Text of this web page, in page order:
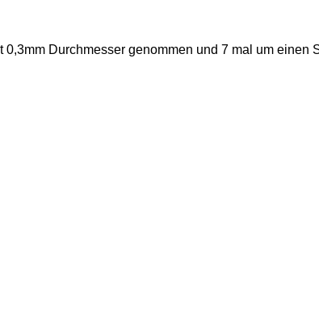
Durchmesser genommen und 7 mal um einen